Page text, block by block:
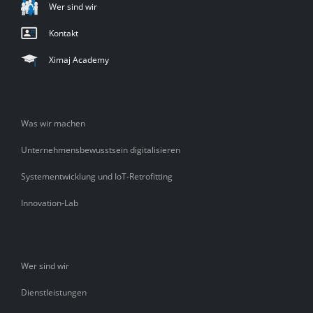
Wer sind wir
Kontakt
Ximaj Academy
Was wir machen
Unternehmensbewusstsein digitalisieren
Systementwicklung und IoT-Retrofitting
Innovation-Lab
Wer sind wir
Dienstleistungen